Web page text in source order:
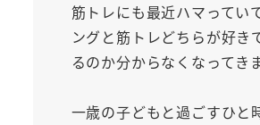
筋トレにも最近ハマってい
ングと筋トレどちらが好き
るのか分からなくなってき
一歳の子どもと過ごすひと